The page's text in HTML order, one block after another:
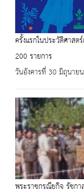
ครั้งแรกในประวัติศาสต
200 รายการ
วันอังคารที่ 30 มิถุนาย
พระราชกรณียกิจ รัชก